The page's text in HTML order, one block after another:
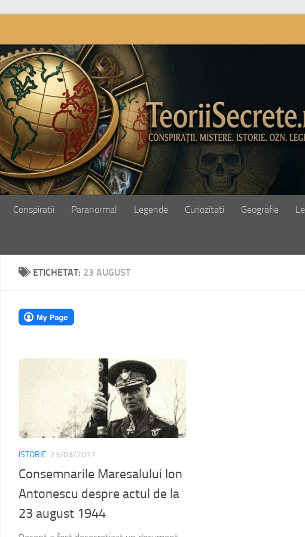
Conspiratii Paranormal Legende Curiozitati Geografie
ETICHETAT: 23 AUGUST
ISTORIE 23/03/2017
Consemnarile Maresalului Ion
Antonescu despre actul de la
23 august 1944